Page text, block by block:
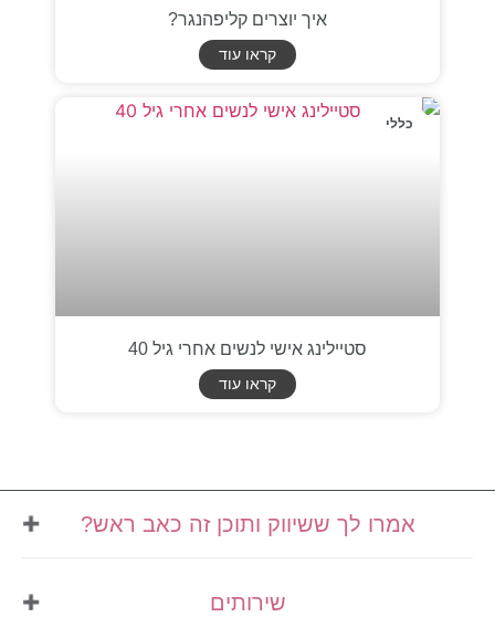
איך יוצרים קליפהנגר?
קראו עוד
כללי
סטיילינג אישי לנשים אחרי גיל 40
קראו עוד
שירותים
אמרו לך ששיווק ותוכן זה כאב ראש?